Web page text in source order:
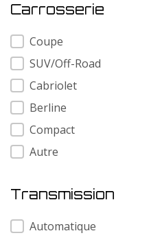
Carrosserie
Carrosserie
Coupe
SUV/Off-Road
Cabriolet
Berline
Compact
Autre
Transmission
Transmission
Automatique